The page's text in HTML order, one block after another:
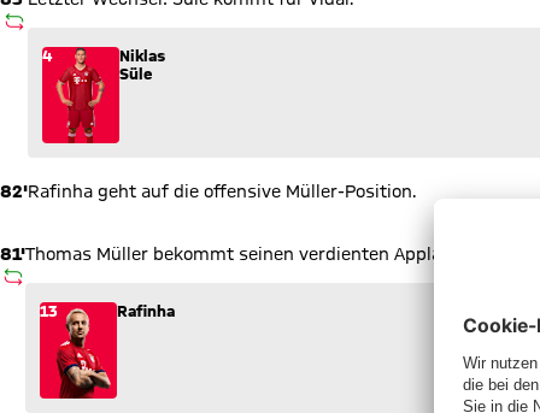
AUSWECHSLUNG
Wechsel: Niklas Süle (4) kommt für Arturo Vidal (23) ins Spiel.
4
Niklas
Süle
82'Rafinha geht auf die offensive Müller-Position.
81'
AUSWECHSLUNG
Thomas Müller bekommt seinen verdienten Applaus, für ihn
Wechsel: Rafinha (13) kommt für Thomas Müller (25) ins
13 Rafinha